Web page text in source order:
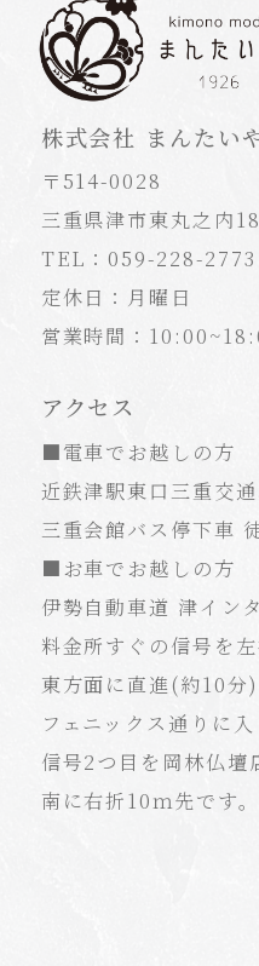
株式会社 まんたい
〒514-0028
三重県津市東丸之内
TEL：059-228-2773
定休日：月曜日
営業時間：
アクセス
■電車でお越しの方
近鉄津駅東口三重交通
三重会館バス停下車
■お車でお越しの方
伊勢自動車道 津イン
料金所すぐの信号を左
東方面に直進(約10分
フェニックス通りに入
信号2つ目を岡林仏壇
南に右折10ｍ先です。